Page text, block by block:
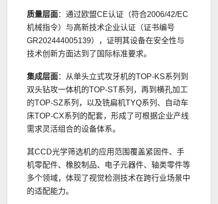
质量层面：通过欧盟CE认证（符合2006/42/EC
机械指令）与高新技术企业认证（证书编号
GR202444005139），证明其设备在安全性与
技术创新方面达到了国际标准要求。
集成层面：从单头立式攻牙机的TOP-KS系列到
双头钻攻一体机的TOP-ST系列，再到横孔加工
的TOP-SZ系列，以及铣扁机TYQ系列、自动车
床TOP-CX系列的配套，形成了可根据企业产线
需求灵活组合的设备体系。
其CCD光学筛选机的应用范围覆盖紧固件、手
机零配件、橡胶制品、电子元器件、轴类零件等
多个领域，体现了视觉检测技术在跨行业场景中
的适配能力。